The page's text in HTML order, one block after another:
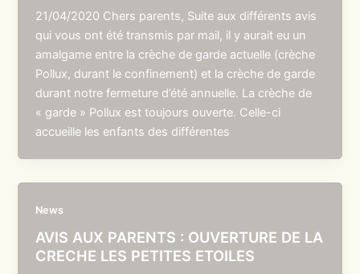
21/04/2020 Chers parents, Suite aux différents avis
qui vous ont été transmis par mail, il y aurait eu un
amalgame entre la crèche de garde actuelle (crèche
Pollux, durant le confinement) et la crèche de garde
durant notre fermeture d’été annuelle. La crèche de
« garde » Pollux est toujours ouverte. Celle-ci
accueille les enfants des différentes
News
AVIS AUX PARENTS : OUVERTURE DE LA
CRECHE LES PETITES ETOILES